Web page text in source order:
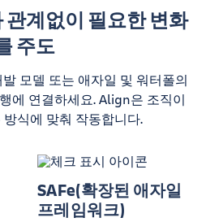
관계없이 필요한 변화
주도
모델 또는 애자일 및 워터폴의
에 연결하세요. Align은 조직이
식에 맞춰 작동합니다.
SAFe(확장된 애자일
프레임워크)